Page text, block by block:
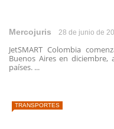
Mercojuris 28 de junio de
JetSMART Colombia
Buenos Aires en
países. ...
TRANSPORTES